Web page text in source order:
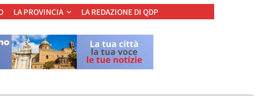
LA PROVINCIA LA REDAZIONE DI QDP